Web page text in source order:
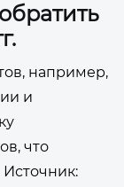
например,
и
что
Источник: